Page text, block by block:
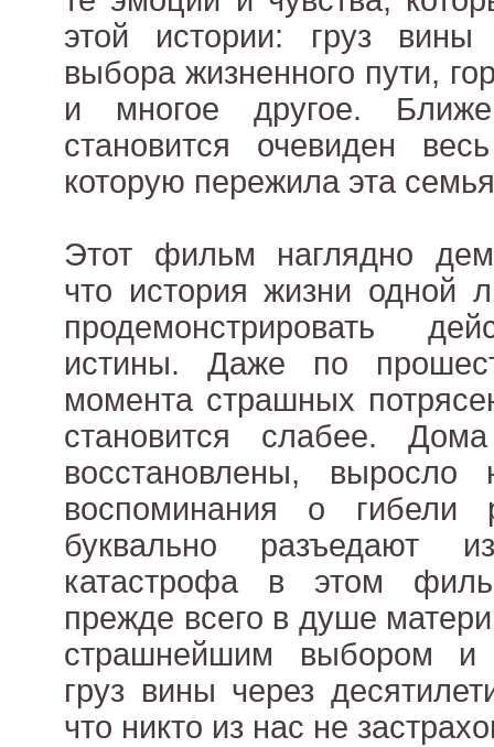
этой истории: груз вины
выбора жизненного пути,
и многое другое.
становится очевиден
которую пережила эта
Этот фильм наглядно
что история жизни одной
продемонстрировать
истины. Даже по
момента страшных
становится слабее.
восстановлены, выросло
воспоминания о гибели
буквально разъедают
катастрофа в этом
прежде всего в душе
страшнейшим выбором и
груз вины через
что никто из нас не